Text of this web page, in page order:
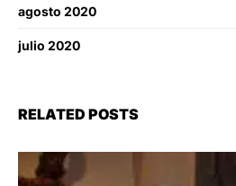
agosto 2020
julio 2020
RELATED POSTS